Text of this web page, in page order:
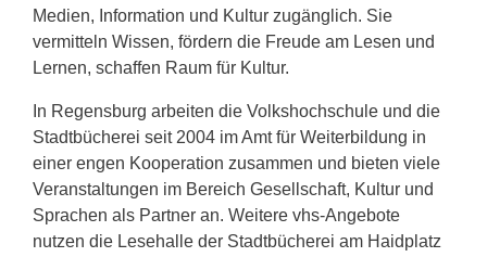
Medien, Information und Kultur zugänglich. Sie
vermitteln Wissen, fördern die Freude am Lesen und
Lernen, schaffen Raum für Kultur.
In Regensburg arbeiten die Volkshochschule und die
Stadtbücherei seit 2004 im Amt für Weiterbildung in
einer engen Kooperation zusammen und bieten viele
Veranstaltungen im Bereich Gesellschaft, Kultur und
Sprachen als Partner an. Weitere vhs-Angebote
nutzen die Lesehalle der Stadtbücherei am Haidplatz